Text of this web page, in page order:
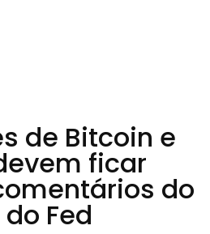
de Bitcoin e
ficar
do
Fed